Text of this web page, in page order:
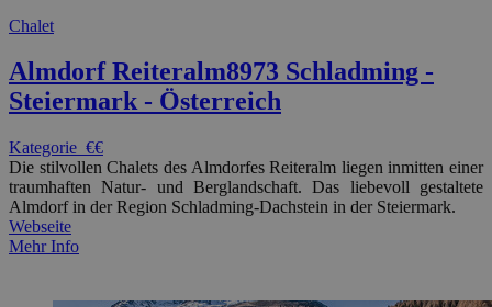
Chalet
Almdorf Reiteralm8973 Schladming -
Steiermark - Österreich
Kategorie €€
Die stilvollen Chalets des Almdorfes Reiteralm liegen inmitten einer
traumhaften Natur- und Berglandschaft. Das liebevoll gestaltete
Almdorf in der Region Schladming-Dachstein in der Steiermark.
Webseite
Mehr Info